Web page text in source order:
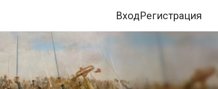
ВходРегистрация